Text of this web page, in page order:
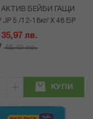
АКТИВ БЕЙБИ ГАЩИ
5 /12-18кг/ Х 48 БР
35,97 лв.
48,49 лв.
КУПИ